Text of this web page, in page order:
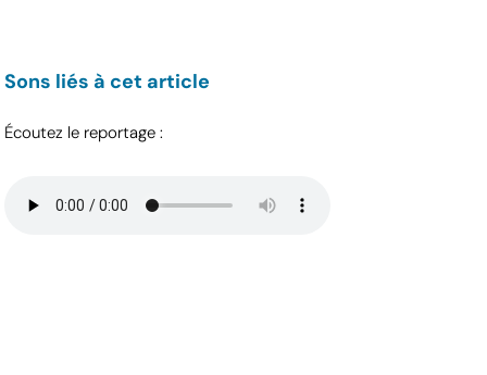
Sons liés à cet article
Écoutez le reportage :